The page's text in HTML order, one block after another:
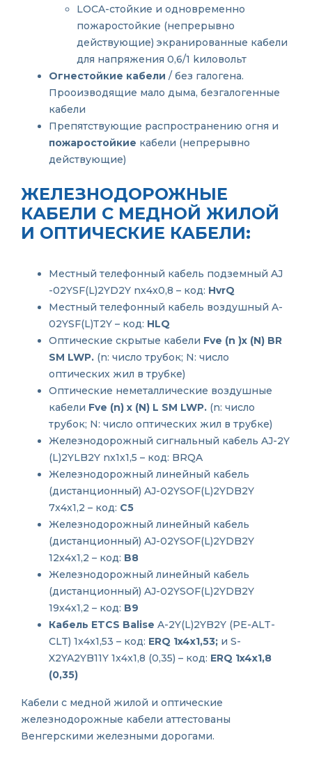
LOCA-стойкие и одновременно
пожаростойкие (непрерывно
действующие) экранированные кабели
для напряжения 0,6/1 kиловольт
Огнестойкие кабели / без галогена.
Прооизводящие мало дыма, безгалогенные
кабели
Препятствующие распространению огня и
пожаростойкие кабели (непрерывно
действующие)
ЖЕЛЕЗНО­ДОРОЖНЫЕ
КАБЕЛИ С МЕДНОЙ ЖИЛОЙ
И ОПТИЧЕСКИЕ КАБЕЛИ:
Местный телефонный кабель подземный AJ
-02YSF(L)2YD2Y nx4x0,8 – код: HvrQ
Местный телефонный кабель воздушный A-
02YSF(L)T2Y – код: HLQ
Оптические скрытые кабели Fve (n )x (N) BR
SM LWP. (n: число трубок; N: число
оптических жил в трубке)
Оптические неметаллические воздушные
кабели Fve (n) x (N) L SM LWP. (n: число
трубок; N: число оптических жил в трубке)
Железнодорожный сигнальный кабель AJ-2Y
(L)2YLB2Y nx1x1,5 – код: BRQA
Железнодорожный линейный кабель
(дистанционный) AJ-02YSOF(L)2YDB2Y
7x4x1,2 – код: C5
Железнодорожный линейный кабель
(дистанционный) AJ-02YSOF(L)2YDB2Y
12x4x1,2 – код: B8
Железнодорожный линейный кабель
(дистанционный) AJ-02YSOF(L)2YDB2Y
19x4x1,2 – код: B9
Кабель ETCS Balise A-2Y(L)2YB2Y (PE-ALT-
CLT) 1x4x1,53 – код: ERQ 1x4x1,53; и S-
X2YA2YB11Y 1x4x1,8 (0,35) – код: ERQ 1x4x1,8
(0,35)
Кабели с медной жилой и оптические
железнодорожные кабели аттестованы
Венгерскими железными дорогами.